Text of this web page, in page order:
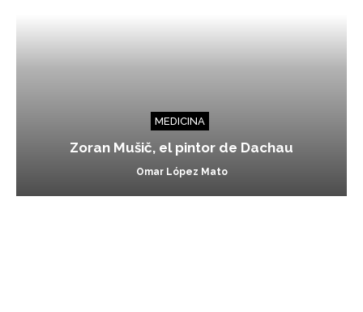
MEDICINA
Zoran Mušič, el pintor de Dachau
Omar López Mato